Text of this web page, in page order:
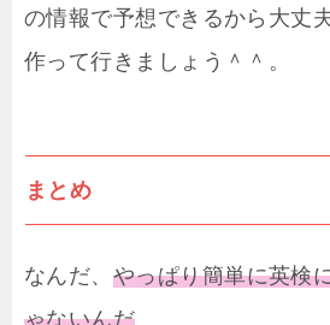
の情報で予想できるから大丈
作って行きましょう＾＾。
まとめ
なんだ、 やっぱり簡単に英検
ゃないんだ